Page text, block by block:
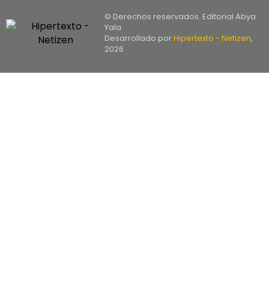
© Derechos reservados. Editorial Abya
Yala
Desarrollado porHipertexto - Netizen,
2026